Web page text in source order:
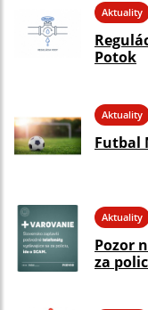
Aktuality
Potok
Aktuality
Futbal
Aktuality
Pozor
za